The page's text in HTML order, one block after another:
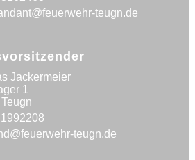
teugn.de
Jackermeier
1
teugn.de